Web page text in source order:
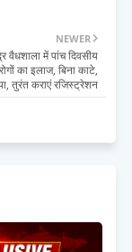
NEWER
में पांच दिवसीय
का इलाज, बिना काटे,
तुरंत कराएं रजिस्ट्रेशन